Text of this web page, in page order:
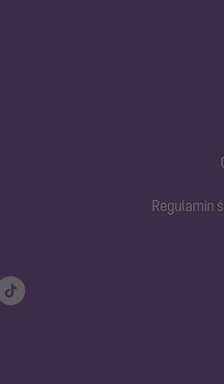
Regulamin